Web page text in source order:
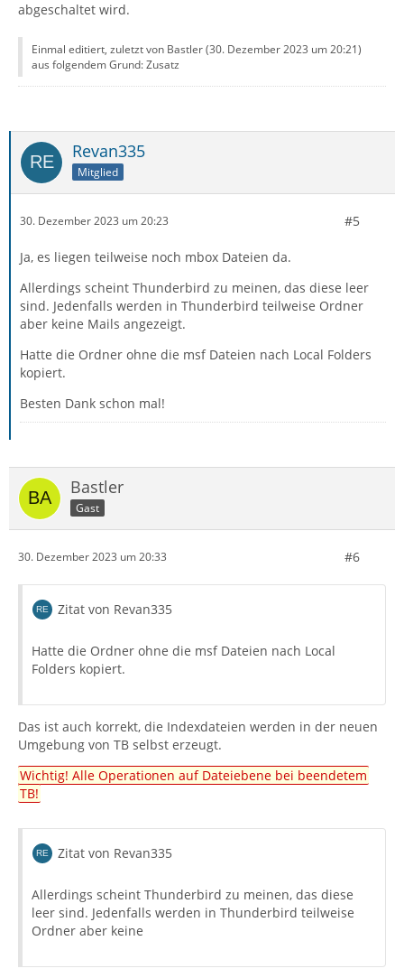
abgeschaltet wird.
Einmal editiert, zuletzt von Bastler (30. Dezember 2023 um 20:21)
aus folgendem Grund: Zusatz
Revan335
Mitglied
30. Dezember 2023 um 20:23 #5
Ja, es liegen teilweise noch mbox Dateien da.
Allerdings scheint Thunderbird zu meinen, das diese leer
sind. Jedenfalls werden in Thunderbird teilweise Ordner
aber keine Mails angezeigt.
Hatte die Ordner ohne die msf Dateien nach Local Folders
kopiert.
Besten Dank schon mal!
Bastler
Gast
30. Dezember 2023 um 20:33 #6
Zitat von Revan335
Hatte die Ordner ohne die msf Dateien nach Local
Folders kopiert.
Das ist auch korrekt, die Indexdateien werden in der neuen
Umgebung von TB selbst erzeugt.
Wichtig! Alle Operationen auf Dateiebene bei beendetem
TB!
Zitat von Revan335
Allerdings scheint Thunderbird zu meinen, das diese
leer sind. Jedenfalls werden in Thunderbird teilweise
Ordner aber keine